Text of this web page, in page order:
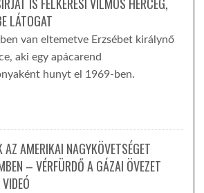
LÁTOGAT
van eltemetve Erzsébet királynő
aki egy apácarend
hunyt el 1969-ben.
AZ AMERIKAI NAGYKÖVETSÉGET
– VÉRFÜRDŐ A GÁZAI ÖVEZET